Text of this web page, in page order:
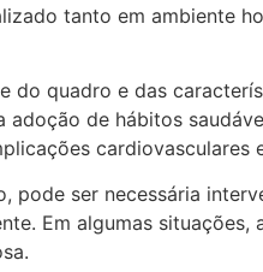
tanto em ambiente
quadro e das
de hábitos
cardiovasculares
ser necessária
Em algumas